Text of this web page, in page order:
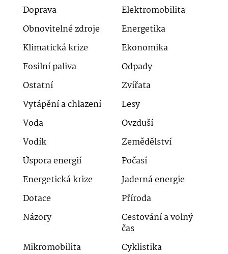
Doprava
Elektromobilita
Obnovitelné zdroje
Energetika
Klimatická krize
Ekonomika
Fosilní paliva
Odpady
Ostatní
Zvířata
Vytápění a chlazení
Lesy
Voda
Ovzduší
Vodík
Zemědělství
Úspora energií
Počasí
Energetická krize
Jaderná energie
Dotace
Příroda
Názory
Cestování a volný
čas
Mikromobilita
Cyklistika